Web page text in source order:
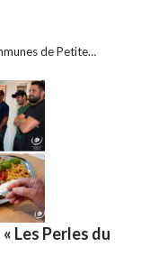
de Petite…
Les Perles du